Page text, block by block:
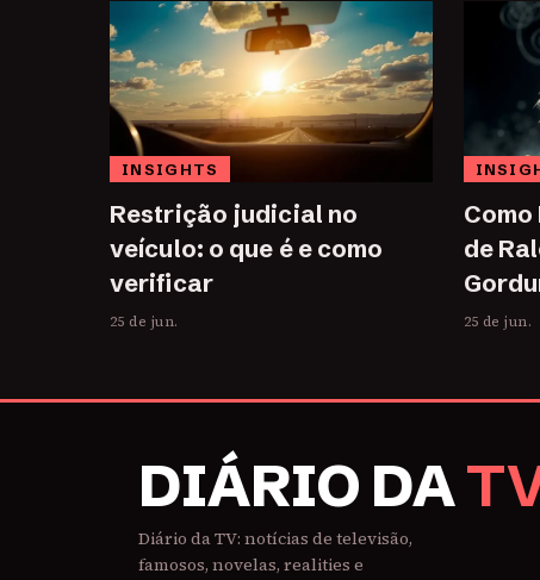
INSIGHTS
Restrição judicial no
veículo: o que é e como
verificar
25 de jun.
de
25 de jun.
DIÁRIO DA
Diário da TV: notícias de televisão,
famosos, novelas, realities e